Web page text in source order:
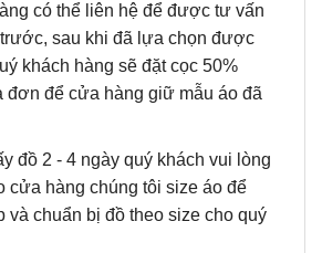
có thể liên hệ để được tư vấn
sau khi đã lựa chọn được
khách hàng sẽ đặt cọc 50%
đơn để cửa hàng giữ mẫu áo đã
đồ 2 - 4 ngày quý khách vui lòng
cửa hàng chúng tôi size áo để
và chuẩn bị đồ theo size cho quý